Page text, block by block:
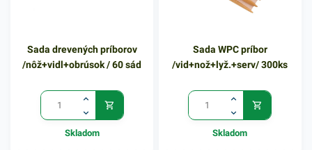
použitie. Výhodné balenie
obsahuje 100ks drevených
farebnom vyhotovení. V
našej ponuke nájdete ďalšie
podobné produkty, ktoré vás
Sada drevených príborov
/nôž+vidl+obrúsok / 60 sád
Skladom
Sada WPC príbor
/vid+nož+lyž.+serv/ 300ks
Skladom